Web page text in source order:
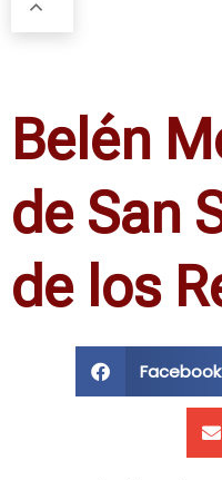
Belén
de San
de los
Facebook